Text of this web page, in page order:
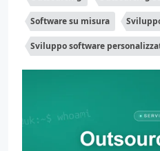
Software su misura
Sviluppo software